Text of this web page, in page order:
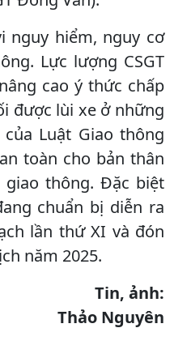
nguy hiểm, nguy cơ
Lực lượng CSGT
cao ý thức chấp
được lùi xe ở những
Luật Giao thông
toàn cho bản thân
thông. Đặc biệt
chuẩn bị diễn ra
lần thứ XI và đón
năm 2025.
Tin, ảnh:
Thảo Nguyên